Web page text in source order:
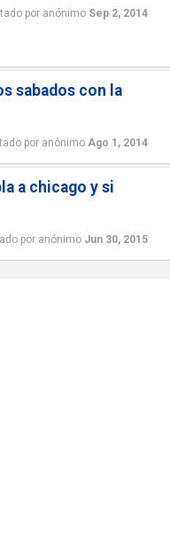
por anónimo Sep 2, 2014
sabados con la
por anónimo Ago 1, 2014
a chicago y si
por anónimo Jun 30, 2015